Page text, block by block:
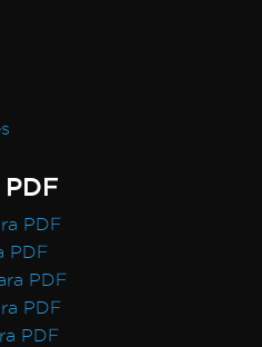
PDF
PDF
PDF
PDF
PDF